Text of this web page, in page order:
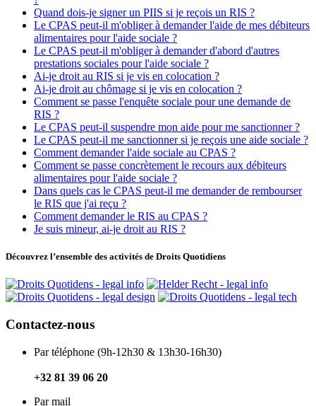
Quand dois-je signer un PIIS si je reçois un RIS ?
Le CPAS peut-il m'obliger à demander l'aide de mes débiteurs
alimentaires pour l'aide sociale ?
Le CPAS peut-il m'obliger à demander d'abord d'autres
prestations sociales pour l'aide sociale ?
Ai-je droit au RIS si je vis en colocation ?
Ai-je droit au chômage si je vis en colocation ?
Comment se passe l'enquête sociale pour une demande de
RIS ?
Le CPAS peut-il suspendre mon aide pour me sanctionner ?
Le CPAS peut-il me sanctionner si je reçois une aide sociale ?
Comment demander l'aide sociale au CPAS ?
Comment se passe concrètement le recours aux débiteurs
alimentaires pour l'aide sociale ?
Dans quels cas le CPAS peut-il me demander de rembourser
le RIS que j'ai reçu ?
Comment demander le RIS au CPAS ?
Je suis mineur, ai-je droit au RIS ?
Découvrez l’ensemble des activités de Droits Quotidiens
Contactez-nous
Par téléphone (9h-12h30 & 13h30-16h30)
+32 81 39 06 20
Par mail